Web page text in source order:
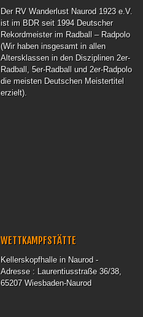
Der RV Wanderlust Naurod 1923 e.V.
ist im BDR seit 1994 Deutscher
Rekordmeister im Radball – Radpolo
(Wir haben insgesamt in allen
Altersklassen in den Disziplinen 2er-
Radball, 5er-Radball und 2er-Radpolo
die meisten Deutschen Meistertitel
erzielt).
WETTKAMPFSTÄTTE
Kellerskopfhalle in Naurod -
Adresse : Laurentiusstraße 36/38,
65207 Wiesbaden-Naurod